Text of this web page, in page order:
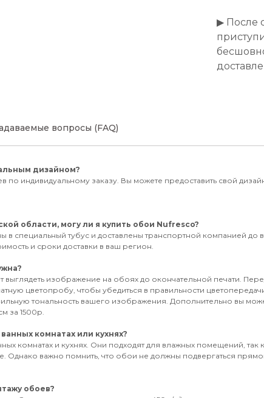
▶ После
вопросы (FAQ)
дизайном?
по индивидуальному заказу. Вы можете предоставить свой
области, могу ли я купить обои Nufresco?
в специальный тубус и доставлены транспортной компанией до
и сроки доставки в ваш регион.
выглядеть изображение на обоях до окончательной печати.
цветопробу, чтобы убедиться в правильности
тональность вашего изображения. Дополнительно вы
за 1500р.
комнатах или кухнях?
комнатах и кухнях. Они подходят для влажных помещений, так
Однако важно помнить, что обои не должны подвергаться
обоев?